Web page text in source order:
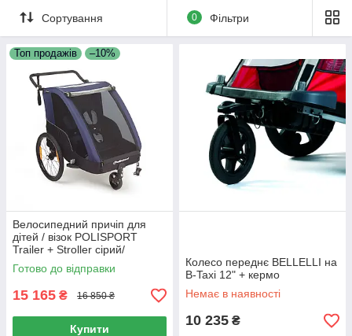
Сортування 0 Фільтри
Топ продажів –10%
Велосипедний причіп для
дітей / візок POLISPORT
Trailer + Stroller сірий/
блакитний
Готово до відправки
15 165 ₴ 16 850 ₴
Купити
Колесо переднє BELLELLI на
B-Taxi 12" + кермо
Немає в наявності
10 235 ₴